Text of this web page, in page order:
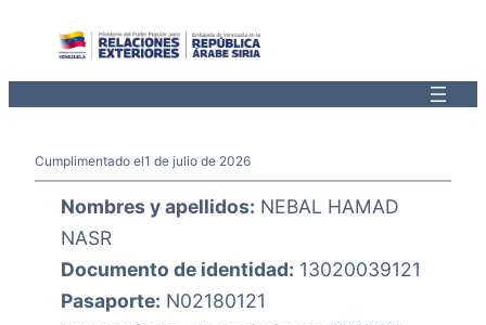
Cumplimentado el1 de julio de 2026
Nombres y apellidos: NEBAL HAMAD
NASR
Documento de identidad: 13020039121
Pasaporte: N02180121